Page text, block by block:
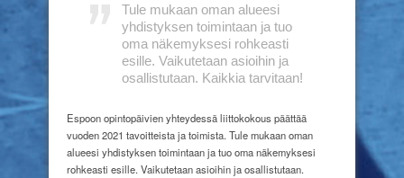
Tule mukaan oman alueesi
yhdistyksen toimintaan ja tuo
oma näkemyksesi rohkeasti
esille. Vaikutetaan asioihin ja
osallistutaan. Kaikkia tarvitaan!
Espoon opintopäivien yhteydessä liittokokous päättää
vuoden 2021 tavoitteista ja toimista. Tule mukaan oman
alueesi yhdistyksen toimintaan ja tuo oma näkemyksesi
rohkeasti esille. Vaikutetaan asioihin ja osallistutaan.